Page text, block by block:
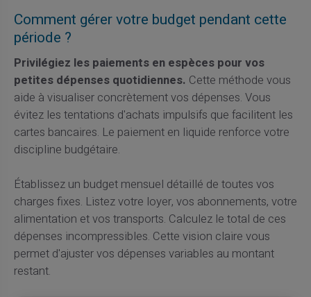
Comment gérer votre budget pendant cette
période ?
Privilégiez les paiements en espèces pour vos
petites dépenses quotidiennes. Cette méthode vous
aide à visualiser concrètement vos dépenses. Vous
évitez les tentations d'achats impulsifs que facilitent les
cartes bancaires. Le paiement en liquide renforce votre
discipline budgétaire.
Établissez un budget mensuel détaillé de toutes vos
charges fixes. Listez votre loyer, vos abonnements, votre
alimentation et vos transports. Calculez le total de ces
dépenses incompressibles. Cette vision claire vous
permet d'ajuster vos dépenses variables au montant
restant.